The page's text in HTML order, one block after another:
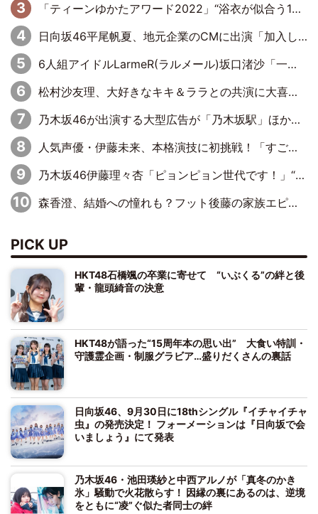
「ティーンゆかたアワード2022」“浴衣が似合う10代”に野口智哉さん
日向坂46平尾帆夏、地元企業のCMに出演「加入した時からずっと、地元に恩返しができたらいいなという気持ちで活動してきた」
6人組アイドルLarmeR(ラルメール)坂口渚沙「一緒のステージに立って共演することがあるのかなと思うとワクワク」
松村沙友理、大好きなキキ＆ララとの共演に大喜び「とても幸せ」
乃木坂46が出演する大型広告が「乃木坂駅」ほかにて掲出
人気声優・伊藤未来、本格演技に初挑戦！「すごく緊張しました」縦型ショートドラマで“ワイドFM”の魅力を伝える
乃木坂46伊藤理々杏「ピョンピョン世代です！」“うさぎ”ポーズでアピール
森香澄、結婚への憧れも？フット後藤の家族エピソードにほっこり
PICK UP
HKT48石橋颯の卒業に寄せて “いぶくる”の絆と後
輩・龍頭綺音の決意
HKT48が語った“15周年本の思い出” 大食い特訓・
守護霊企画・制服グラビア…盛りだくさんの裏話
日向坂46、9月30日に18thシングル『イチャイチャ
虫』の発売決定！ フォーメーションは『日向坂で会
いましょう』にて発表
乃木坂46・池田瑛紗と中西アルノが「真冬のかき
氷」騒動で火花散らす！ 因縁の裏にあるのは、逆境
をともに“凌”ぐ似た者同士の絆